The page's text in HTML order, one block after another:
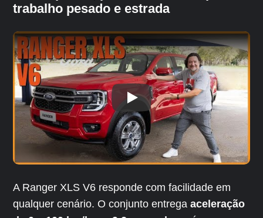
trabalho pesado e estrada
A Ranger XLS V6 responde com facilidade em
qualquer cenário. O conjunto entregaaceleração